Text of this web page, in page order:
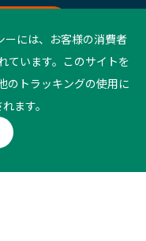
reserved.
用条件
ーには、お客様の消費者
ています。このサイトを
のトラッキングの使用に
ます。